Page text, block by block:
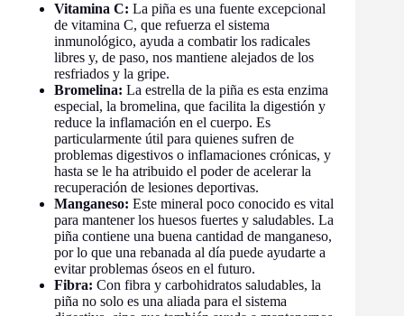
Vitamina C: La piña es una fuente excepcional
de vitamina C, que refuerza el sistema
inmunológico, ayuda a combatir los radicales
libres y, de paso, nos mantiene alejados de los
resfriados y la gripe.
Bromelina: La estrella de la piña es esta enzima
especial, la bromelina, que facilita la digestión y
reduce la inflamación en el cuerpo. Es
particularmente útil para quienes sufren de
problemas digestivos o inflamaciones crónicas, y
hasta se le ha atribuido el poder de acelerar la
recuperación de lesiones deportivas.
Manganeso: Este mineral poco conocido es vital
para mantener los huesos fuertes y saludables. La
piña contiene una buena cantidad de manganeso,
por lo que una rebanada al día puede ayudarte a
evitar problemas óseos en el futuro.
Fibra: Con fibra y carbohidratos saludables, la
piña no solo es una aliada para el sistema